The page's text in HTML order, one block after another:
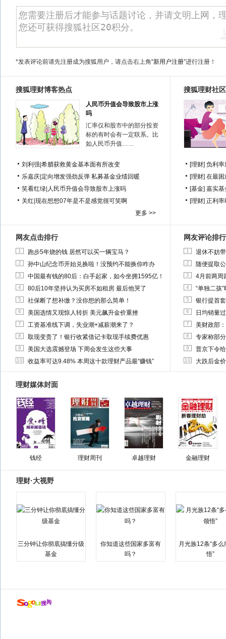
*发表评论前请先注册成为搜狐用户，请点击右上角“新用户注册”进行注册！
搜狐理财博客热点
人民币升值会导致股市上涨
吗
汇率仅和股市中的部分投资
标的有时会有一定联系。比
如人民币升值……
刘利强 希腊获救黄金基本面有所改变
乐嘉庆 定向增发强劲反弹 私募基金业绩回暖
笑看红绿 人民币升值会导致股市上涨吗
关红 现在想想07年是不是感觉很可笑啊
更多 >>
搜狐理财社
[理财] 负利率
[理财] 在最困
[基金] 嘉实基
[理财] 正利率
网友点击排行
1 跑步5年烧的钱 居然可以买一辆宝马？
2 孙中山纪念币开始兑换啦！没预约不能换你咋办
3 中国最有钱的80后：白手起家，如今坐拥1595亿！
4 80后10年坚持认为买房不如租房 最后他哭了
5 社保断了想补缴？没你想的那么简单！
6 美国选情又现惊人转折 美元飙升金价重挫
7 工资基准线下调，失业潮+减薪潮来了？
8 取现变贵了！银行收紧借记卡取现手续费优惠
9 美国大选震撼登场 下周会发生这些大事
10 收益率可达9.48% 本周这十款理财产品最“赚钱”
网友评论排行
1 退休不妨
2 随便提取
3 4月前两周
4 “单独二孩
5 银行提首
6 日均销量
7 美财政部
8 专家称部
9 普京下令
10 大跌后金
理财媒体封面
钱经 理财周刊 卓越理财 金融理财
理财·大视野
三分钟让你彻底搞懂分级
基金
你知道这些国家多富有
吗？
月光族12条“多么
悟”